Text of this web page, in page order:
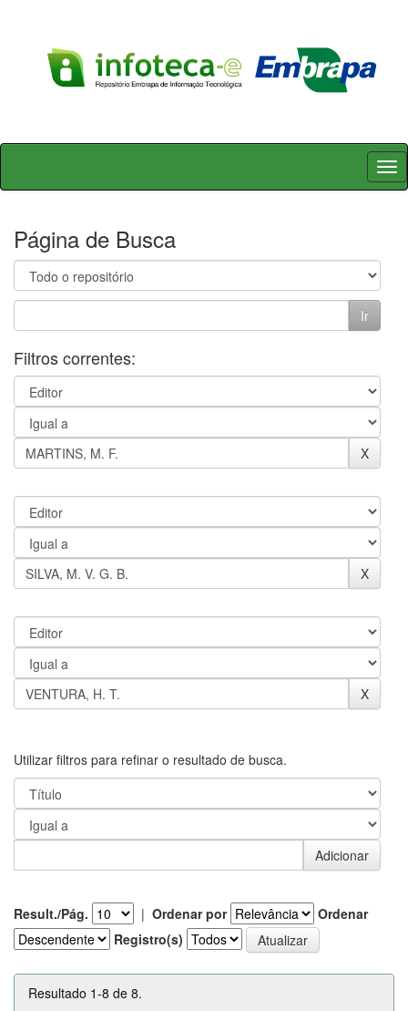
Skip
Página de Busca
Filtros correntes:
Utilizar filtros para refinar o resultado de busca.
Result./Pág. | Ordenar por
Ordenar
Registro(s)
Resultado 1-8 de 8.